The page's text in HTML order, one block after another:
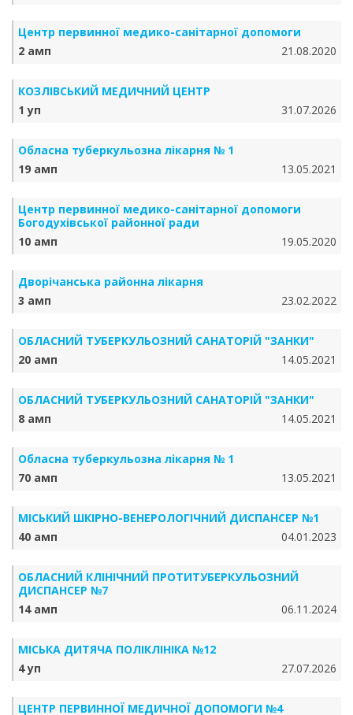
Центр первинної медико-санітарної допомоги
2 амп
21.08.2020
КОЗЛІВСЬКИЙ МЕДИЧНИЙ ЦЕНТР
1 уп
31.07.2026
Обласна туберкульозна лікарня № 1
19 амп
13.05.2021
Центр первинної медико-санітарної допомоги
Богодухівської районної ради
10 амп
19.05.2020
Дворічанська районна лікарня
3 амп
23.02.2022
ОБЛАСНИЙ ТУБЕРКУЛЬОЗНИЙ САНАТОРІЙ "ЗАНКИ"
20 амп
14.05.2021
ОБЛАСНИЙ ТУБЕРКУЛЬОЗНИЙ САНАТОРІЙ "ЗАНКИ"
8 амп
14.05.2021
Обласна туберкульозна лікарня № 1
70 амп
13.05.2021
МІСЬКИЙ ШКІРНО-ВЕНЕРОЛОГІЧНИЙ ДИСПАНСЕР №1
40 амп
04.01.2023
ОБЛАСНИЙ КЛІНІЧНИЙ ПРОТИТУБЕРКУЛЬОЗНИЙ
ДИСПАНСЕР №7
14 амп
06.11.2024
МІСЬКА ДИТЯЧА ПОЛІКЛІНІКА №12
4 уп
27.07.2026
ЦЕНТР ПЕРВИННОЇ МЕДИЧНОЇ ДОПОМОГИ №4